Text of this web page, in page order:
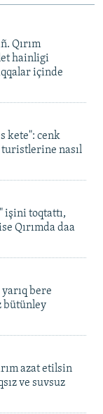
Qırım
hainligi
içinde
kete": cenk
turistlerine nasıl
işini toqtattı,
Qırımda daa
bere
bütünley
azat etilsin
ve suvsuz